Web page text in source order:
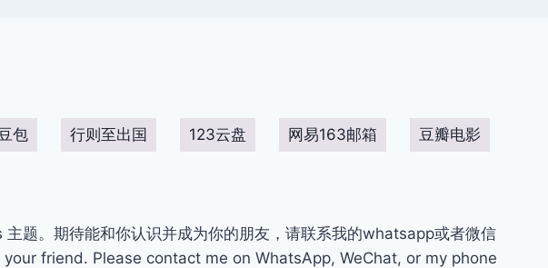
包 行则至出国 123云盘 网易163邮箱 豆瓣电影
题。期待能和你认识并成为你的朋友，请联系我的whatsapp或者微信
friend. Please contact me on WhatsApp, WeChat, or my phone